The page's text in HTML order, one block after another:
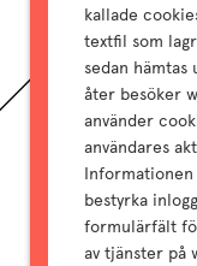
kallade
textfil som
sedan hämtas
åter besöker
använder
användares
Informationen
bestyrka
formulärfält
av tjänster på